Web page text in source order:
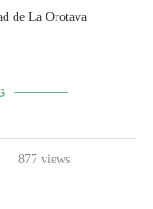
de La Orotava
877 views